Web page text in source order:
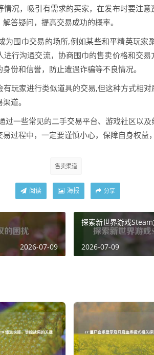
况，吸引有需求的买家，在发布时要注
答疑问，提高交易成功的概率。
为围巾交易的场所,例如某些和平精英玩家
行沟通交流，协商围巾的售卖价格和交
份和信誉，防止遭遇诈骗等不良情况。
玩家进行类似道具的交易,但这种方式相
道。
过一些常见的二手交易平台、游戏社区以
过程中，一定要谨慎小心，保障自身权益
售卖渠道
阅读 海报 分享
2026-07-09
探索新世界游戏
2026-07-09